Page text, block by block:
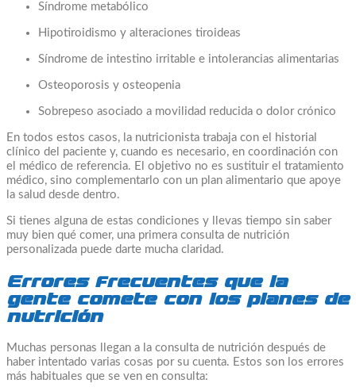
Síndrome metabólico
Hipotiroidismo y alteraciones tiroideas
Síndrome de intestino irritable e intolerancias alimentarias
Osteoporosis y osteopenia
Sobrepeso asociado a movilidad reducida o dolor crónico
En todos estos casos, la nutricionista trabaja con el historial
clínico del paciente y, cuando es necesario, en coordinación con
el médico de referencia. El objetivo no es sustituir el tratamiento
médico, sino complementarlo con un plan alimentario que apoye
la salud desde dentro.
Si tienes alguna de estas condiciones y llevas tiempo sin saber
muy bien qué comer, una primera consulta de nutrición
personalizada puede darte mucha claridad.
Errores frecuentes que la
gente comete con los planes de
nutrición
Muchas personas llegan a la consulta de nutrición después de
haber intentado varias cosas por su cuenta. Estos son los errores
más habituales que se ven en consulta: